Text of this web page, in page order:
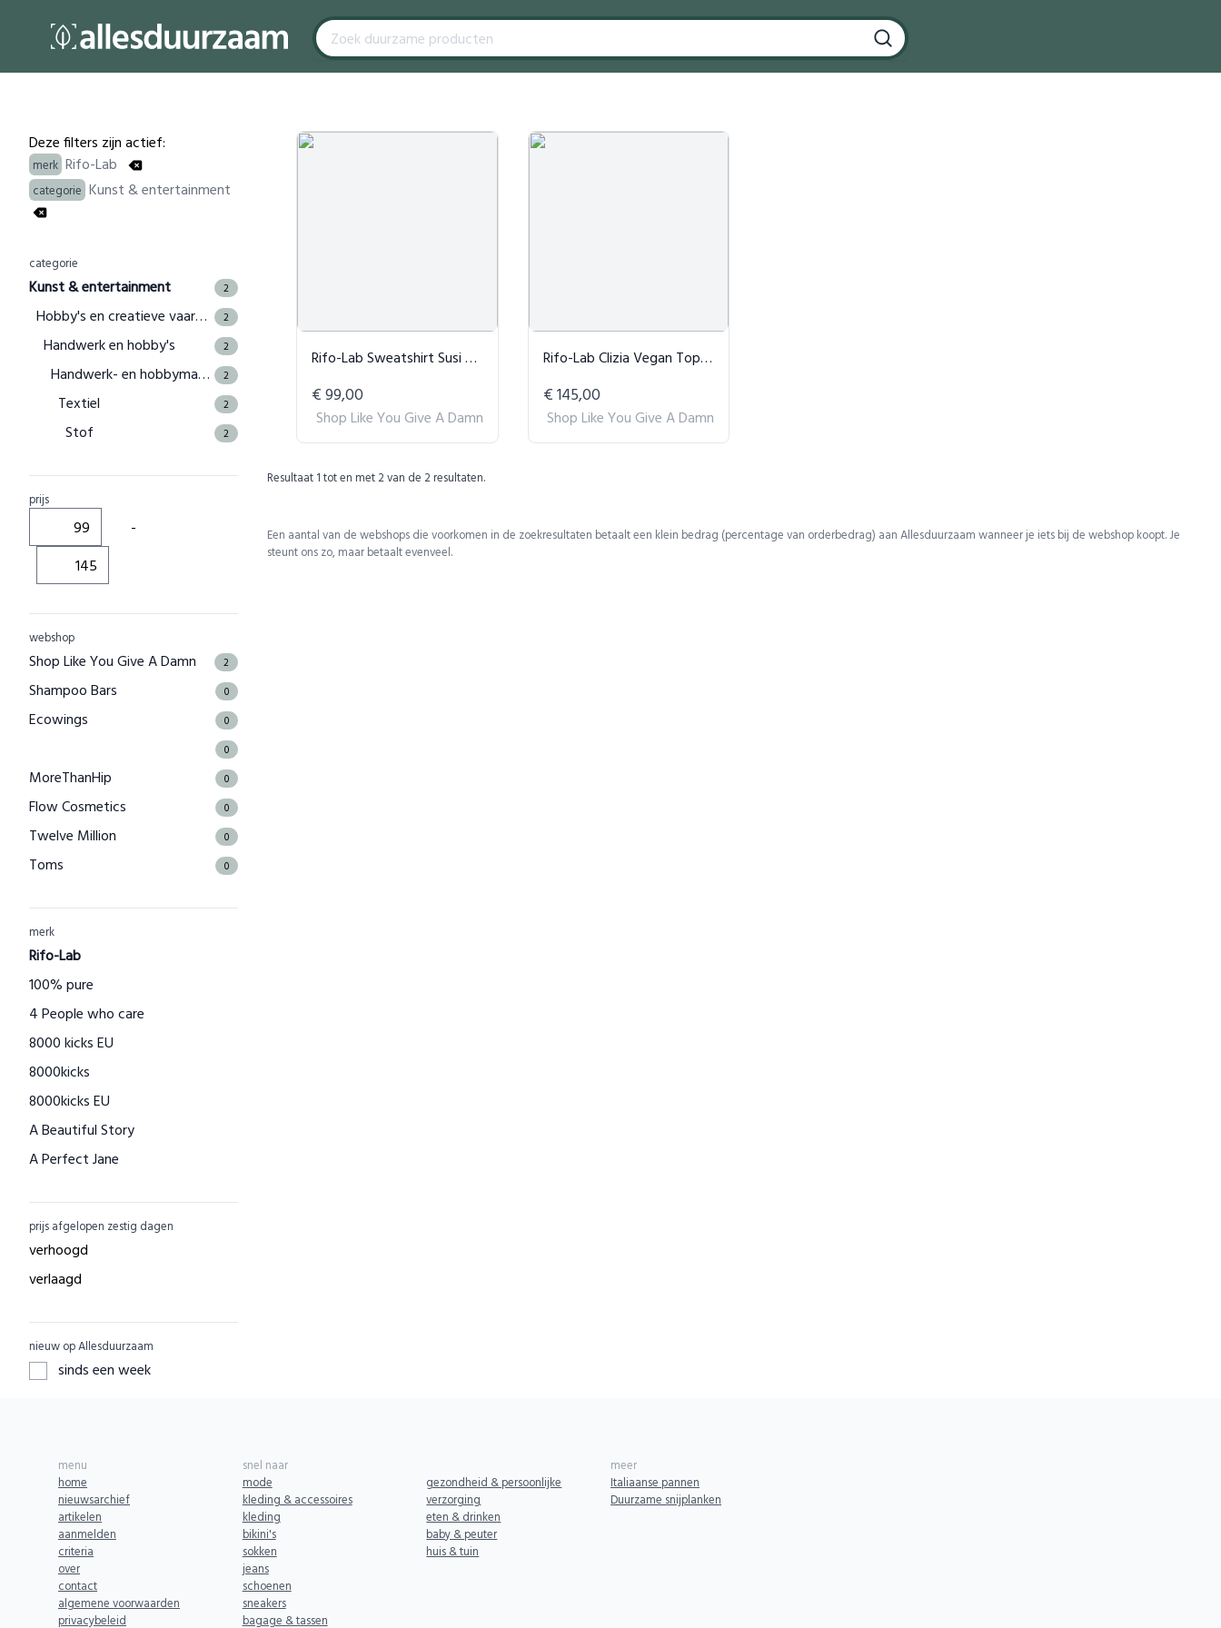
Filters
Deze filters zijn actief:
merk Rifo-Lab
categorie Kunst & entertainment
categorie
Kunst & entertainment 2
Hobby's en creatieve vaardigheden 2
Handwerk en hobby's 2
Handwerk- en hobbymaterialen 2
Textiel 2
Stof 2
prijs
-
webshop
Shop Like You Give A Damn 2
Shampoo Bars 0
Ecowings 0
0
MoreThanHip 0
Flow Cosmetics 0
Twelve Million 0
Toms 0
Kuyichi
Bamboo Basics
Bamigo
CAYBOO
Green Jump
Houtenspeelgoed-shop.nl
Menstruatiecups.nl
Natural Heroes
Waschbär
EcuaFina
GreenPicnic
ZO Schoon
Babybum
Biogroei
Greenpan
SKOT
BENDL
Komrads
merk
Rifo-Lab
100% pure
4 People who care
8000 kicks EU
8000kicks
8000kicks EU
A Beautiful Story
A Perfect Jane
AAI made with love
ACBC
ACE
AFORA.WORLD
Armedangels
ARZE
ASPORTUGUESAS
AURO
AYANI
AbbeyLAB
prijs afgelopen zestig dagen
verhoogd
verlaagd
nieuw op Allesduurzaam
sinds een week
Products
Rifo-Lab Sweatshirt Susi Wit
€ 99,00
Shop Like You Give A Damn
Rifo-Lab Clizia Vegan Top Beige
€ 145,00
Shop Like You Give A Damn
Resultaat 1tot en met 2van de 2 resultaten.
Een aantal van de webshops die voorkomen in de zoekresultaten betaalt een klein bedrag (percentage van orderbedrag) aan Allesduurzaam wanneer je iets bij de webshop koopt. Je
steunt ons zo, maar betaalt evenveel.
menu
home
nieuwsarchief
artikelen
aanmelden
criteria
over
contact
algemene voorwaarden
privacybeleid
snel naar
mode
kleding & accessoires
kleding
bikini's
sokken
jeans
schoenen
sneakers
bagage & tassen
gezondheid & persoonlijke
verzorging
eten & drinken
baby & peuter
huis & tuin
meer
Italiaanse pannen
Duurzame snijplanken